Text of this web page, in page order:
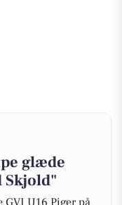
glæde
Skjold"
GVI U16 Piger på